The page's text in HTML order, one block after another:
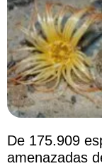
De 175.909
amenazadas